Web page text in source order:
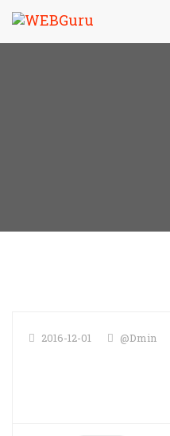
2016-12-01 @dmin